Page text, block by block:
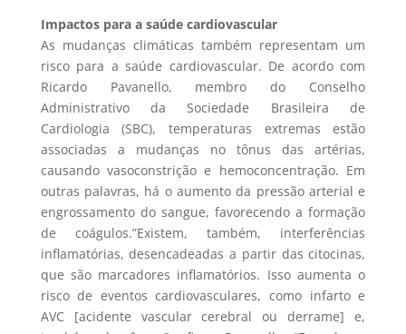
Impactos para a saúde cardiovascular
As mudanças climáticas também representam um
risco para a saúde cardiovascular. De acordo com
Ricardo Pavanello, membro do Conselho
Administrativo da Sociedade Brasileira de
Cardiologia (SBC), temperaturas extremas estão
associadas a mudanças no tônus das artérias,
causando vasoconstrição e hemoconcentração. Em
outras palavras, há o aumento da pressão arterial e
engrossamento do sangue, favorecendo a formação
de coágulos.”Existem, também, interferências
inflamatórias, desencadeadas a partir das citocinas,
que são marcadores inflamatórios. Isso aumenta o
risco de eventos cardiovasculares, como infarto e
AVC [acidente vascular cerebral ou derrame] e,